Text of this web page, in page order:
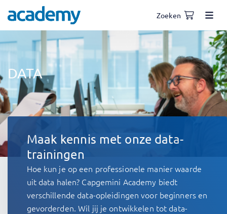
Zoeken
DATA
Maak kennis met onze data-
trainingen
Hoe kun je op een professionele manier waarde
uit data halen? Capgemini Academy biedt
verschillende data-opleidingen voor beginners en
gevorderden. Wil jij je ontwikkelen tot data-